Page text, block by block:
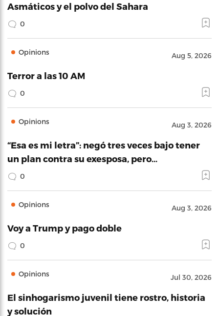
Asmáticos y el polvo del Sahara
0
Opinions Aug 5, 2026
Terror a las 10 AM
0
Opinions Aug 3, 2026
“Esa es mi letra”: negó tres veces bajo tener
un plan contra su exesposa, pero…
0
Opinions Aug 3, 2026
Voy a Trump y pago doble
0
Opinions Jul 30, 2026
El sinhogarismo juvenil tiene rostro, historia
y solución